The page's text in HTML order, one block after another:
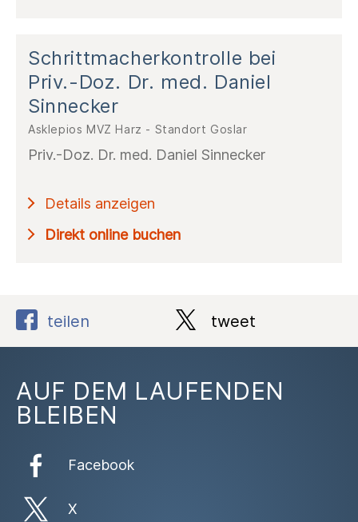
Schrittmacherkontrolle bei
Priv.-Doz. Dr. med. Daniel
Sinnecker
Asklepios MVZ Harz - Standort Goslar
Priv.-Doz. Dr. med. Daniel Sinnecker
Details anzeigen
Direkt online buchen
teilen tweet
AUF DEM LAUFENDEN
BLEIBEN
Facebook
X